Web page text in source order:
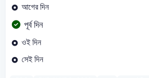
আগের দিন
পূর্ব দিন
ওই দিন
সেই দিন